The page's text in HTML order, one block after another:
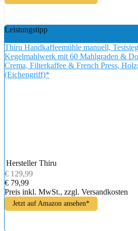
Leistungstipp
Thiru Handkaffeemühle manuell,
Kegelmahlwerk mit 60 Mahlgraden &
Crema, Filterkaffee & French Press,
(Eichengriff)*
Hersteller Thiru
€ 129,99
€ 79,99
Preis inkl. MwSt., zzgl. Versandkosten
Jetzt auf Amazon ansehen*